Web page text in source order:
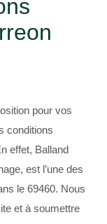
pour vos
conditions
effet, Balland
est l’une des
le 69460. Nous
et à soumettre